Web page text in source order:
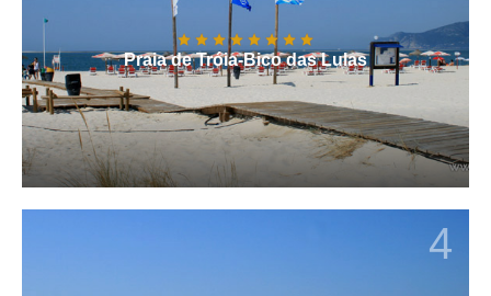
Praia de Tróia-Bico das Lulas
4